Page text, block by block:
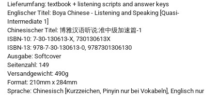
Lieferumfang: textbook + listening scripts and answer keys
Englischer Titel: Boya Chinese - Listening and Speaking [Quasi-
Intermediate 1]
Chinesischer Titel: 博雅汉语听说:准中级加速篇-1
ISBN-10: 7-30-130613-X, 730130613X
ISBN-13: 978-7-30-130613-0, 9787301306130
Ausgabe: Softcover
Seitenzahl: 149
Versandgewicht: 490g
Format: 210mm x 284mm
Sprache: Chinesisch [Kurzzeichen, Pinyin nur bei Vokabeln], Englisch nur